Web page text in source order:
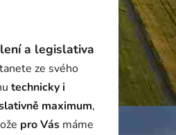
a legislativa
ze svého
technicky i
maximum,
pro Vás máme